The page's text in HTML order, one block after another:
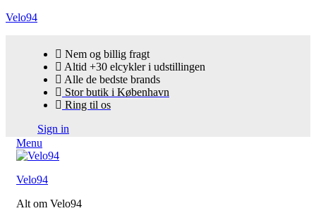
Velo94
Nem og billig fragt
Altid +30 elcykler i udstillingen
Alle de bedste brands
Stor butik i København
Ring til os
Sign in
Menu
Velo94
Alt om Velo94